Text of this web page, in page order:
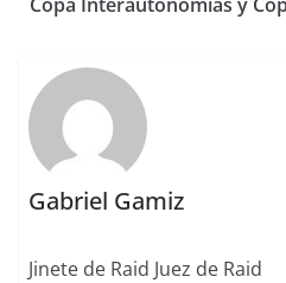
k
Gabriel Gamiz
Jinete de Raid Juez de Raid